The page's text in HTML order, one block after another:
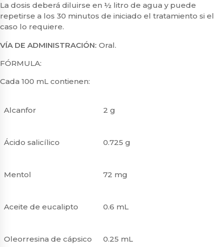
La dosis deberá diluirse en ½ litro de agua y puede
repetirse a los 30 minutos de iniciado el tratamiento si el
caso lo requiere.
VÍA DE ADMINISTRACIÓN: Oral.
FÓRMULA:
Cada 100 mL contienen:
Alcanfor 2 g
Ácido salicílico 0.725 g
Mentol 72 mg
Aceite de eucalipto 0.6 mL
Oleorresina de cápsico 0.25 mL